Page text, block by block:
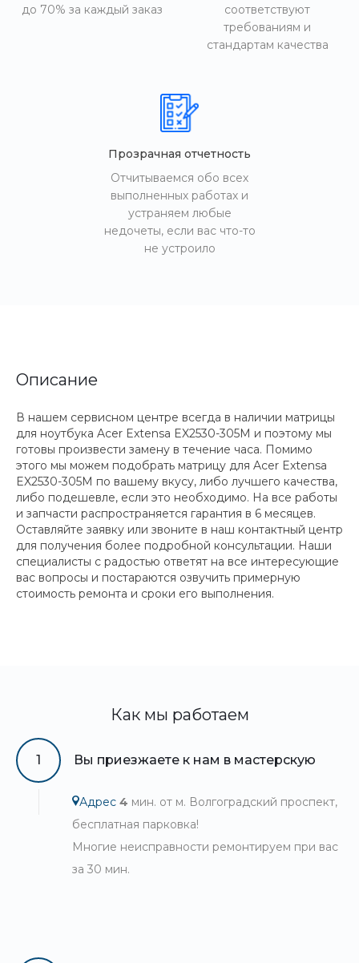
до 70% за каждый заказ
соответствуют
требованиям и
стандартам качества
Прозрачная отчетность
Отчитываемся обо всех
выполненных работах и
устраняем любые
недочеты, если вас что-то
не устроило
Описание
В нашем сервисном центре всегда в наличии матрицы
для ноутбука Acer Extensa EX2530-305M и поэтому мы
готовы произвести замену в течение часа. Помимо
этого мы можем подобрать матрицу для Acer Extensa
EX2530-305M по вашему вкусу, либо лучшего качества,
либо подешевле, если это необходимо. На все работы
и запчасти распространяется гарантия в 6 месяцев.
Оставляйте заявку или звоните в наш контактный центр
для получения более подробной консультации. Наши
специалисты с радостью ответят на все интересующие
вас вопросы и постараются озвучить примерную
стоимость ремонта и сроки его выполнения.
Как мы работаем
1 Вы приезжаете к нам в мастерскую
Адрес 4 мин. от м. Волгоградский проспект,
бесплатная парковка!
Многие неисправности ремонтируем при вас
за 30 мин.